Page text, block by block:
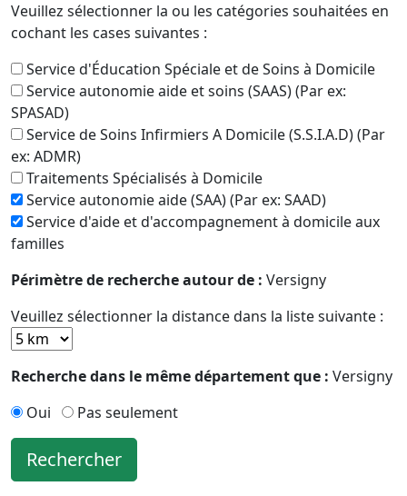
Veuillez sélectionner la ou les catégories souhaitées en
cochant les cases suivantes :
Service d'Éducation Spéciale et de Soins à Domicile
Service autonomie aide et soins (SAAS) (Par ex:
SPASAD)
Service de Soins Infirmiers A Domicile (S.S.I.A.D) (Par
ex: ADMR)
Traitements Spécialisés à Domicile
Service autonomie aide (SAA) (Par ex: SAAD)
Service d'aide et d'accompagnement à domicile aux
familles
Périmètre de recherche autour de : Versigny
Veuillez sélectionner la distance dans la liste suivante :
Recherche dans le même département que : Versigny
Oui
Pas seulement
Rechercher